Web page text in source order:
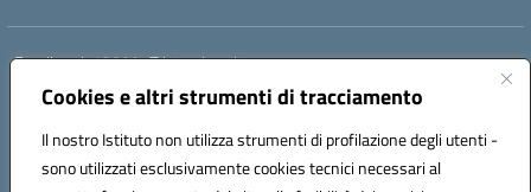
Cookies e altri strumenti di tracciamento
Il nostro Istituto non utilizza strumenti di profilazione degli utenti -
sono utilizzati esclusivamente cookies tecnici necessari al
Email:rmis12800r@istruzione.it
Via E.Q. Visconti, 13 00193 ROMA (RM)
Telefono: 06121124725 Fax: 063216207
Codice univoco ufficio: UFSRLT